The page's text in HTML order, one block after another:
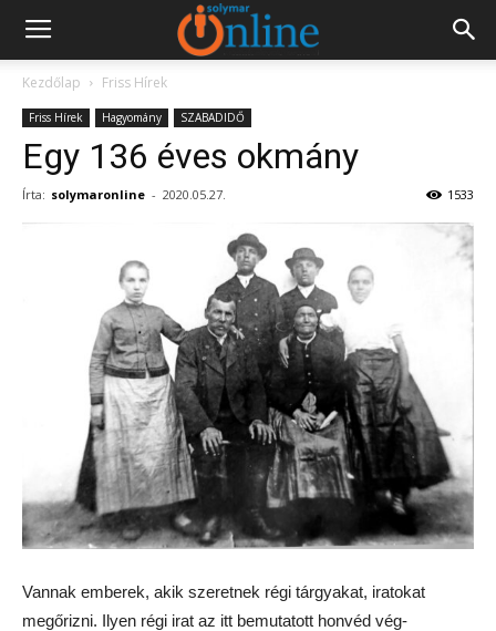
Kezdőlap Friss Hírek
Friss Hírek Hagyomány SZABADIDŐ
Egy 136 éves okmány
Írta: solymaronline - 2020.05.27. 1533
Vannak emberek, akik szeretnek régi tárgyakat, iratokat
megőrizni. Ilyen régi irat az itt bemutatott honvéd vég-